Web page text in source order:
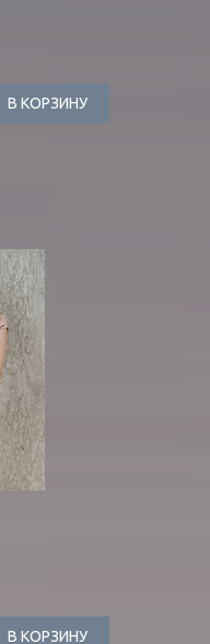
В КОРЗИНУ
В КОРЗИНУ